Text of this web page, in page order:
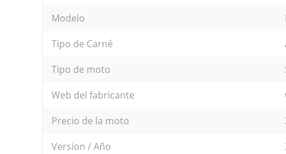
Modelo
Tipo de Carné
Tipo de moto
Web del fabricante
Precio de la moto
Version / Año